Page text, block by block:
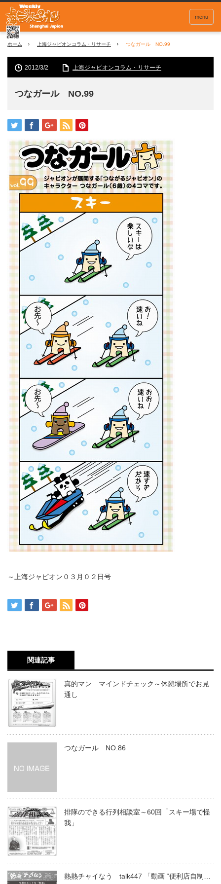
menu
ホーム 上海ジャピオンコラム・リサーチ つなガール NO.99
2012/3/2 上海ジャピオンコラム・リサーチ
つなガール NO.99
～上海ジャピオン０３月０２日号
関連記事
真的マン マインドチェック～休憩場所でお見
通し
つなガール NO.86
排隊のできる行列相談室～60回「スキー場で怪
我」
熱熱チャイなう talk447 「動画 “便利店自制…